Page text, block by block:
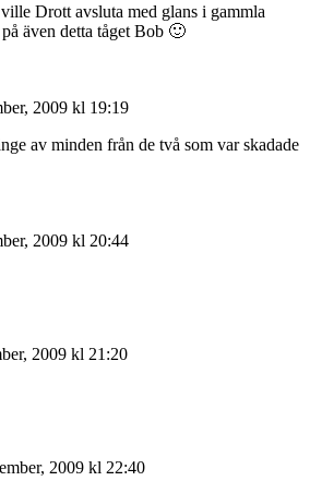
Drott avsluta med glans i gammla
även detta tåget Bob 🙂
2009 kl 19:19
av minden från de två som var skadade
2009 kl 20:44
2009 kl 21:20
2009 kl 22:40